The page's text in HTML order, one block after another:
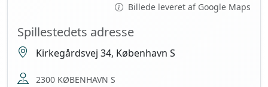
Billede leveret af Google Maps
Spillestedets adresse
Kirkegårdsvej 34, København S
2300 KØBENHAVN S